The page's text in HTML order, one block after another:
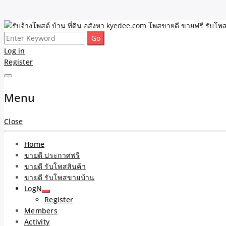
Skip
to
content
รับจ้างโพสต์ บ้าน ที่ดิน อสั
และบริการ
ขายดี โพสประกาศขายสินค้าฟรี บ้าน ที่ดิน อสังหา รับโพสต์ประกาศขาย
Search
for:
Log in
Register
Menu
Close
Home
ขายดี ประกาศฟรี
ขายดี รับโพสสินค้า
ขายดี รับโพสขายบ้าน
LogN
Register
Members
Activity